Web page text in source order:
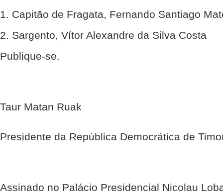
1. Capitão de Fragata, Fernando Santiago
2. Sargento, Vítor Alexandre da Silva Costa
Publique-se.
Taur Matan Ruak
Presidente da República Democrática de
Assinado no Palácio Presidencial Nicolau